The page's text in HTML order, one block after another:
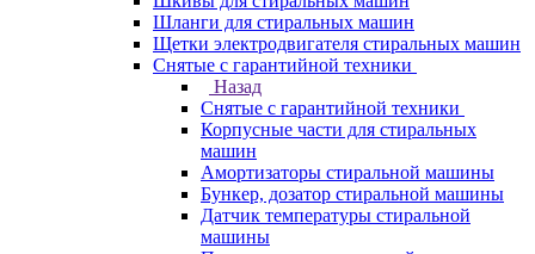
Шланги для стиральных машин
Щетки электродвигателя стиральных машин
Снятые с гарантийной техники
Назад
Снятые с гарантийной техники
Корпусные части для стиральных
машин
Амортизаторы стиральной машины
Бункер, дозатор стиральной машины
Датчик температуры стиральной
машины